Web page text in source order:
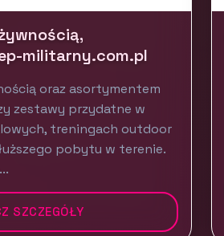
militarny.com.pl
oraz asortymentem
zestawy przydatne w
treningach outdoor
pobytu w terenie.
SZCZEGÓŁY